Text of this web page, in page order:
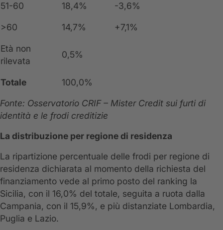
51-60 18,4% -3,6%
>60 14,7% +7,1%
Età non
rilevata
0,5%
Totale
100,0%
Fonte: Osservatorio CRIF – Mister Credit sui furti di
identità e le frodi creditizie
La distribuzione per regione di residenza
La ripartizione percentuale delle frodi per regione di
residenza dichiarata al momento della richiesta del
finanziamento vede al primo posto del ranking la
Sicilia, con il 16,0% del totale, seguita a ruota dalla
Campania, con il 15,9%, e più distanziate Lombardia,
Puglia e Lazio.